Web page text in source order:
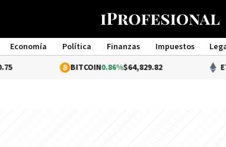
Economía Política Finanzas Impuestos
Management
0.86%$64,829.82 ETHEREUM